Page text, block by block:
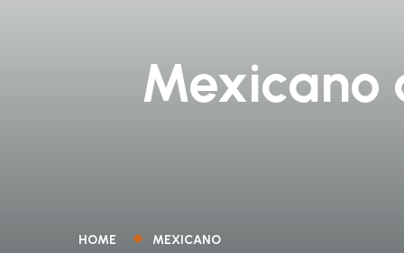
Mexicano
HOME MEXICANO